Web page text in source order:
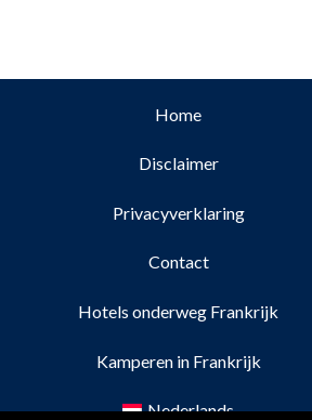
Home
Disclaimer
Privacyverklaring
Contact
Hotels onderweg Frankrijk
Kamperen in Frankrijk
Nederlands